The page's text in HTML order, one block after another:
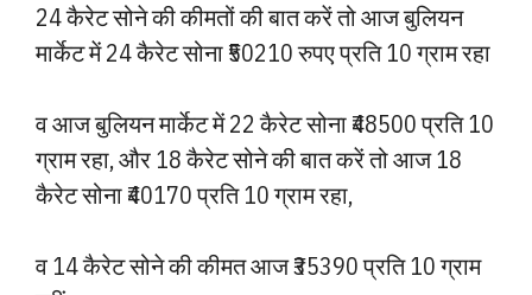
24 कैरेट सोने की कीमतों की बात करें तो आज बुलियन
मार्केट में 24 कैरेट सोना ₹50210 रुपए प्रति 10 ग्राम रहा
व आज बुलियन मार्केट में 22 कैरेट सोना ₹48500 प्रति 10
ग्राम रहा, और 18 कैरेट सोने की बात करें तो आज 18
कैरेट सोना ₹40170 प्रति 10 ग्राम रहा,
व 14 कैरेट सोने की कीमत आज ₹35390 प्रति 10 ग्राम